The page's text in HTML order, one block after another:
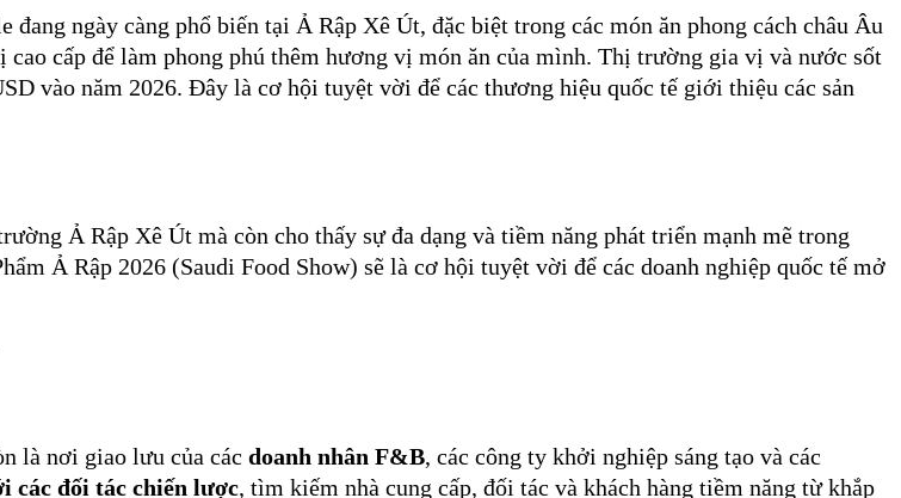
ngày càng phổ biến tại Ả Rập Xê Út, đặc biệt trong các món ăn phong cách châu Âu
cấp để làm phong phú thêm hương vị món ăn của mình. Thị trường gia vị và nước sốt
vào năm 2026. Đây là cơ hội tuyệt vời để các thương hiệu quốc tế giới thiệu các sản
Ả Rập Xê Út mà còn cho thấy sự đa dạng và tiềm năng phát triển mạnh mẽ trong
Ả Rập 2026 (Saudi Food Show) sẽ là cơ hội tuyệt vời để các doanh nghiệp quốc tế mở
là nơi giao lưu của các doanh nhân F&B, các công ty khởi nghiệp sáng tạo và các
các đối tác chiến lược, tìm kiếm nhà cung cấp, đối tác và khách hàng tiềm năng từ khắp